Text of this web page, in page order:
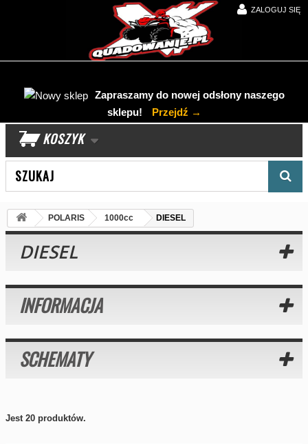
ZALOGUJ SIĘ
Zapraszamy do nowej odsłony naszego
sklepu!
Przejdź →
KOSZYK
POLARIS 1000cc DIESEL
DIESEL
INFORMACJA
SCHEMATY
Jest 20 produktów.